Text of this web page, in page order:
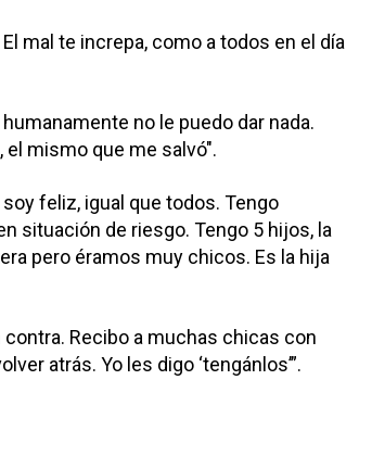
mal te increpa, como a todos en el día
no le puedo dar nada.
el mismo que me salvó".
feliz, igual que todos. Tengo
situación de riesgo. Tengo 5 hijos, la
pero éramos muy chicos. Es la hija
Recibo a muchas chicas con
atrás. Yo les digo ‘tengánlos’”.